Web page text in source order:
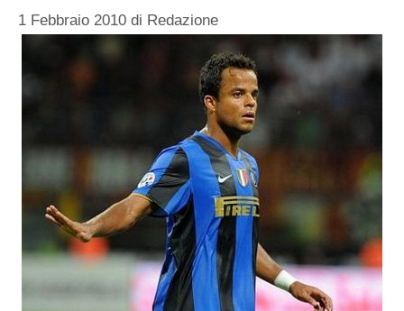
1 Febbraio 2010 di Redazione